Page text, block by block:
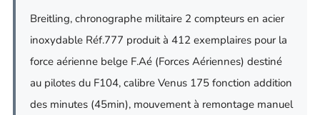
Breitling, chronographe militaire 2 compteurs en acier
inoxydable Réf.777 produit à 412 exemplaires pour la
force aérienne belge F.Aé (Forces Aériennes) destiné
au pilotes du F104, calibre Venus 175 fonction addition
des minutes (45min), mouvement à remontage manuel